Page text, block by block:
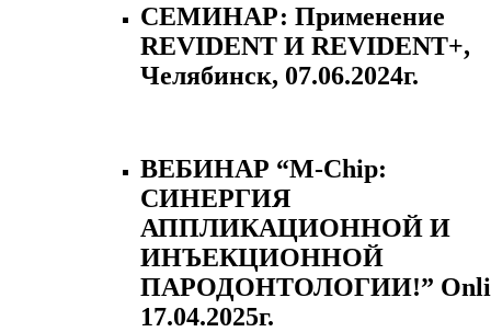
СЕМИНАР: Применение
REVIDENT И REVIDENT+,
Челябинск, 07.06.2024г.
ВЕБИНАР “M-Chip:
СИНЕРГИЯ
АППЛИКАЦИОННОЙ И
ИНЪЕКЦИОННОЙ
ПАРОДОНТОЛОГИИ!”
17.04.2025г.